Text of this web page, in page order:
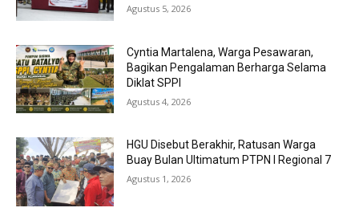
Agustus 5, 2026
Cyntia Martalena, Warga Pesawaran,
Bagikan Pengalaman Berharga Selama
Diklat SPPI
Agustus 4, 2026
HGU Disebut Berakhir, Ratusan Warga
Buay Bulan Ultimatum PTPN I Regional 7
Agustus 1, 2026